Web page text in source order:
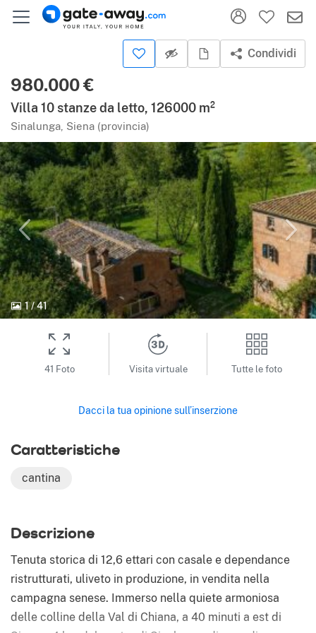
Condividi
980.000 €
Villa 10 stanze da letto, 126000 m²
Sinalunga, Siena (provincia)
1/41
41 Foto Visita virtuale Tutte le foto
Dacci la tua opinione sull’inserzione
Caratteristiche
cantina
Descrizione
Tenuta storica di 12,6 ettari con casale e dependance
ristrutturati, uliveto in produzione, in vendita nella
campagna senese. Immerso nella quiete armoniosa
delle colline della Val di Chiana, a 40 minuti a est di